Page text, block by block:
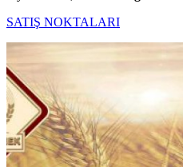
SATIŞ NOKTALARI